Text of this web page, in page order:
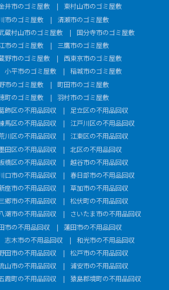
井市のゴミ屋敷
東村山市のゴミ屋敷
市のゴミ屋敷
清瀬市のゴミ屋敷
蔵村山市のゴミ屋敷
国分寺市のゴミ屋敷
市のゴミ屋敷
三鷹市のゴミ屋敷
野市のゴミ屋敷
西東京市のゴミ屋敷
小平市のゴミ屋敷
稲城市のゴミ屋敷
市のゴミ屋敷
町田市のゴミ屋敷
町のゴミ屋敷
羽村市のゴミ屋敷
飾区の不用品回収
足立区の不用品回収
馬区の不用品回収
江戸川区の不用品回収
川区の不用品回収
江東区の不用品回収
田区の不用品回収
北区の不用品回収
橋区の不用品回収
越谷市の不用品回収
口市の不用品回収
春日部市の不用品回収
座市の不用品回収
草加市の不用品回収
郷市の不用品回収
松伏町の不用品回収
潮市の不用品回収
さいたま市の不用品回収
市の不用品回収
蓮田市の不用品回収
志木市の不用品回収
和光市の不用品回収
田市の不用品回収
松戸市の不用品回収
山市の不用品回収
浦安市の不用品回収
霞町の不用品回収 猿島郡境町の不用品回収